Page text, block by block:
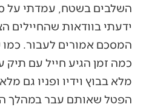
השלבים בשטח, עמדתי על
ידעתי בוודאות שהחיילים
המסכם אמורים לעבור.
כמה זמן הגיע חייל עם תיק
מלא בבוץ וידיו ופניו גם
הפטל שאותם עבר במהלך